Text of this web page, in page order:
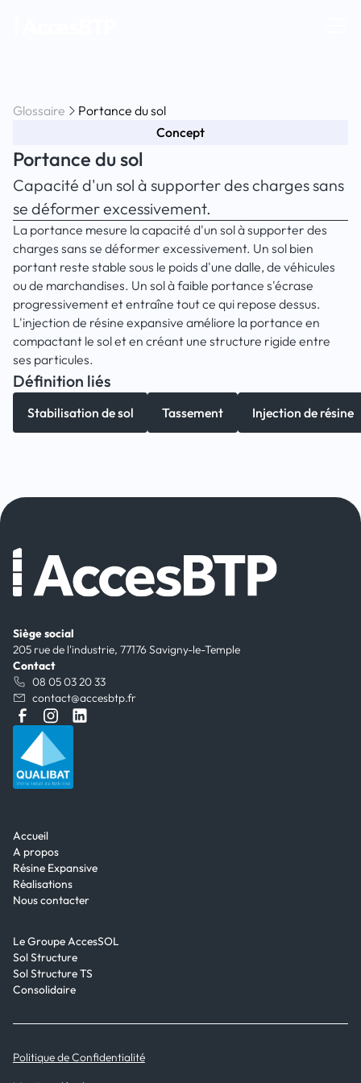
Glossaire
Portance du sol
Concept
Portance du sol
Capacité d'un sol à supporter des charges sans
se déformer excessivement.
La portance mesure la capacité d'un sol à supporter des
charges sans se déformer excessivement. Un sol bien
portant reste stable sous le poids d'une dalle, de véhicules
ou de marchandises. Un sol à faible portance s'écrase
progressivement et entraîne tout ce qui repose dessus.
L'injection de résine expansive améliore la portance en
compactant le sol et en créant une structure rigide entre
ses particules.
Définition liés
Stabilisation de sol Tassement Injection de résine
Siège social
205 rue de l'industrie, 77176 Savigny-le-Temple
Contact
08 05 03 20 33
contact@accesbtp.fr
Accueil
A propos
Résine Expansive
Réalisations
Nous contacter
Le Groupe AccesSOL
Sol Structure
Sol Structure TS
Consolidaire
Politique de Confidentialité